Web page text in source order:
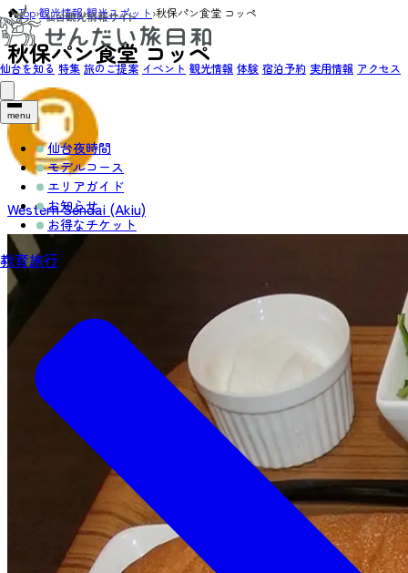
仙台を知る 特集 旅のご提案 イベント 観光情報 体験 宿泊予約 実用情報 アクセス
menu
仙台夜時間
モデルコース
エリアガイド
お知らせ
お得なチケット
教育旅行
Top›観光情報›観光スポット›秋保パン食堂 コッペ
秋保パン食堂 コッペ
Western Sendai (Akiu)